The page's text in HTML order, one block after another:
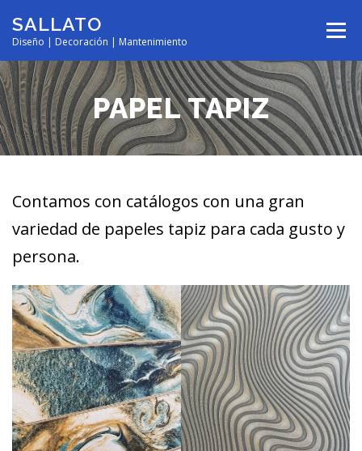
contenido
SALLATO
Diseño | Decoración | Mantenimiento
Menú
INDUSTRIAL NOSOTROS SERVICIOS
NOVEDADES CONTACTO
PAPEL TAPIZ
Contamos con catálogos con una gran
variedad de papeles tapiz para cada gusto y
persona.